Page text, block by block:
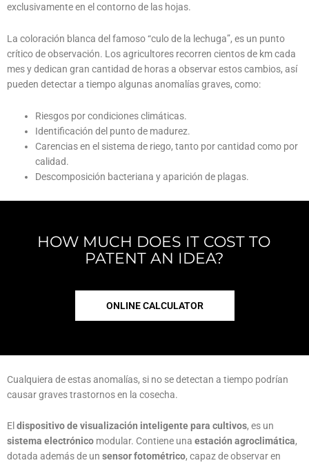
exclusivamente en el contorno de las hojas.
La coloración blanca del famoso “culo de la lechuga”, es un punto
crítico de observación. Los agricultores recorren cientos de km cada
mes y dedican gran cantidad de horas a observar estos cambios, así
pueden detectar a tiempo algunas anomalías graves, como:
Riesgos por condiciones climáticas.
Identificación del punto de madurez.
Carencias en el sistema de riego, tanto por cantidad como por
calidad.
Descomposición bacteriana y aparición de plagas.
HOW MUCH DOES IT COST TO
PATENT AN IDEA?
ONLINE CALCULATOR
Cualquiera de estas anomalías, si no se detectan a tiempo podrían
causar graves trastornos en la cosecha.
El dispositivo de visualización inteligente para cultivos, es un
sistema electrónico modular. Contiene una estación agroclimática,
dotada además de un sensor fotométrico, capaz de observar en